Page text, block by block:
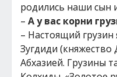
родились наши сын
– А у вас корни
– Настоящий грузин
Зугдиди (княжество
Абхазией. Грузины